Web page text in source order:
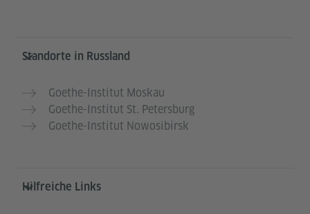
Service- und Informationsbereich
Standorte in Russland
Goethe-Institut Moskau
Goethe-Institut St. Petersburg
Goethe-Institut Nowosibirsk
Hilfreiche Links